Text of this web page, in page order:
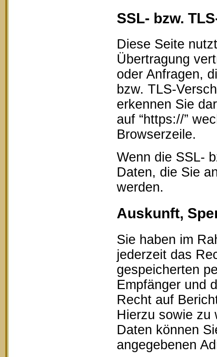
SSL- bzw.
Diese Seite
Übertragung
oder Anfragen,
bzw. TLS-
erkennen Sie
auf “https://”
Browserzeile.
Wenn die SSL-
Daten, die Sie
werden.
Auskunft,
Sie haben im
jederzeit das
gespeicherten
Empfänger und
Recht auf
Hierzu sowie zu
Daten können
angegebenen